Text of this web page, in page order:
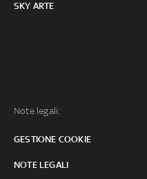
SKY ARTE
Note legali:
GESTIONE COOKIE
NOTE LEGALI